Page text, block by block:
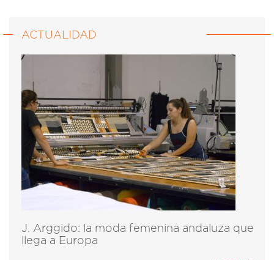
ACTUALIDAD
J. Arggido: la moda femenina andaluza que
llega a Europa